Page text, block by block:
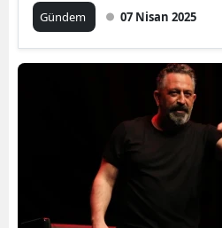
Gündem 07 Nisan 2025